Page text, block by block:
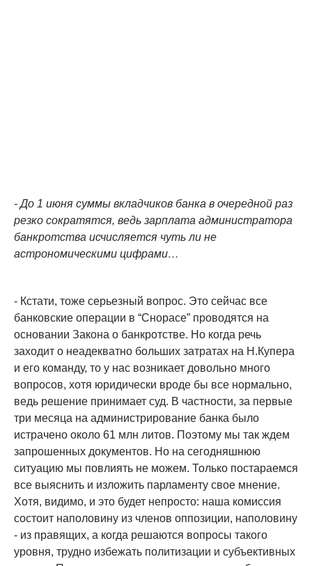
- До 1 июня суммы вкладчиков банка в очередной раз
резко сократятся, ведь зарплата администратора
банкротства исчисляется чуть ли не
астрономическими цифрами…
- Кстати, тоже серьезный вопрос. Это сейчас все
банковские операции в “Снорасе” проводятся на
основании Закона о банкротстве. Но когда речь
заходит о неадекватно больших затратах на Н.Купера
и его команду, то у нас возникает довольно много
вопросов, хотя юридически вроде бы все нормально,
ведь решение принимает суд. В частности, за первые
три месяца на администрирование банка было
истрачено около 61 млн литов. Поэтому мы так ждем
запрошенных документов. Но на сегодняшнюю
ситуацию мы повлиять не можем. Только постараемся
все выяснить и изложить парламенту свое мнение.
Хотя, видимо, и это будет непросто: наша комиссия
состоит наполовину из членов оппозиции, наполовину
- из правящих, а когда решаются вопросы такого
уровня, трудно избежать политизации и субъективных